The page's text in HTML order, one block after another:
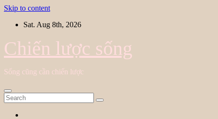
Skip to content
Sat. Aug 8th, 2026
Chiến lược sống
Sống cũng cần chiến lược